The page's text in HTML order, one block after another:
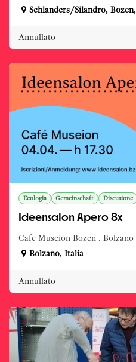
Schlanders/Silandro, Bozen,
Annullato
Ecologia Gemeinschaft Discusione
Ideensalon Apero 8x
Cafe Museion Bozen . Bolzano
Bolzano, Italia
Annullato